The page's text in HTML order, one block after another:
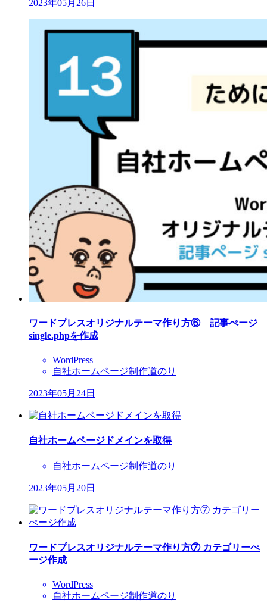
2023年05月26日
ワードプレスオリジナルテーマ作り方⑥ 記事ぺージ
single.phpを作成
WordPress
自社ホームページ制作道のり
2023年05月24日
自社ホームページドメインを取得
自社ホームページ制作道のり
2023年05月20日
ワードプレスオリジナルテーマ作り方⑦ カテゴリーぺ
ージ作成
WordPress
自社ホームページ制作道のり